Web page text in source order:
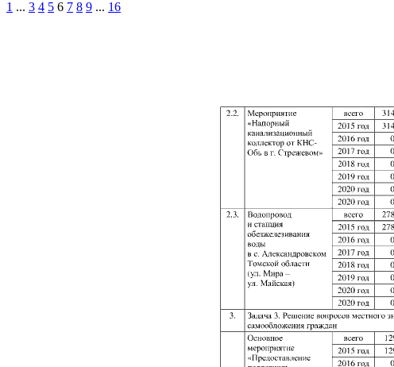
1 ... 3 4 5 6 7 8 9 ... 16